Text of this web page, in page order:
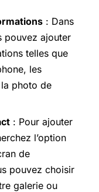
: Dans
pouvez ajouter
telles que
les
photo de
: Pour ajouter
l’option
de
pouvez choisir
galerie ou